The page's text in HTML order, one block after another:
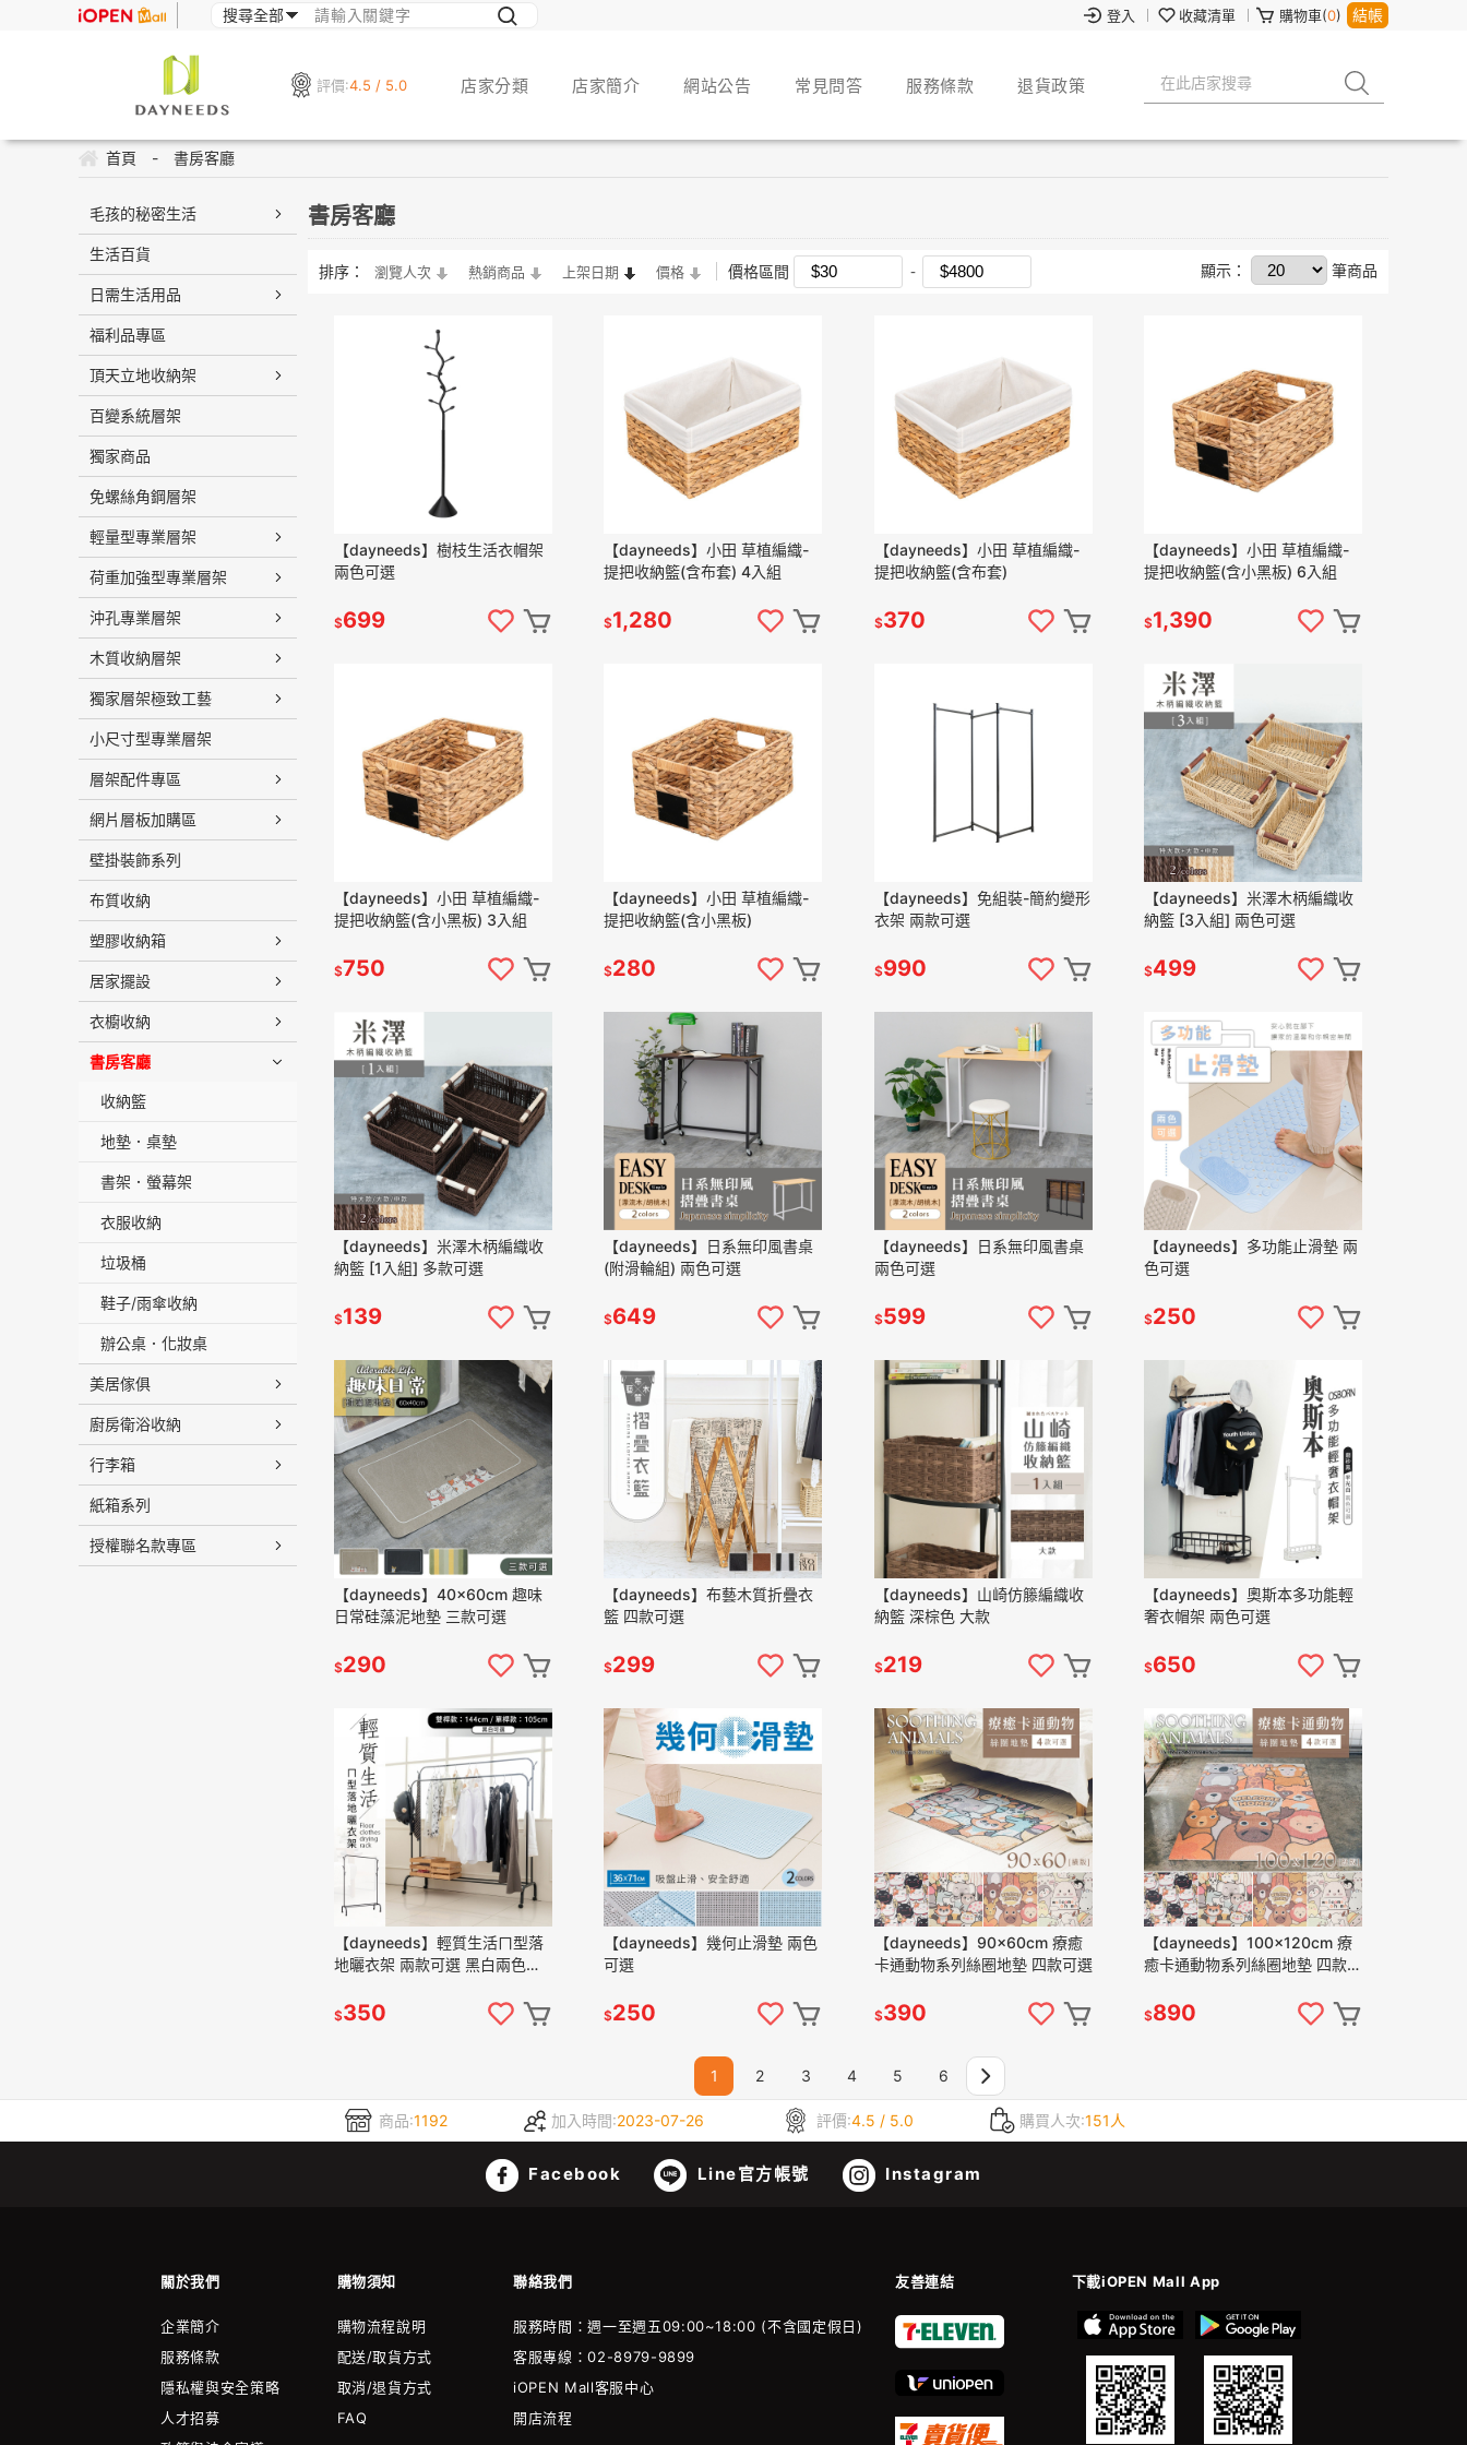
登入 收藏清單 購物車(0) 結帳
評價:4.5 / 5.0 店家分類 店家簡介 網站公告 常見問答 服務條款 退貨政策
首頁 - 書房客廳
毛孩的秘密生活
生活百貨
日需生活用品
福利品專區
頂天立地收納架
百變系統層架
獨家商品
免螺絲角鋼層架
輕量型專業層架
荷重加強型專業層架
沖孔專業層架
木質收納層架
獨家層架極致工藝
小尺寸型專業層架
層架配件專區
網片層板加購區
壁掛裝飾系列
布質收納
塑膠收納箱
居家擺設
衣櫥收納
書房客廳
收納籃
地墊．桌墊
書架．螢幕架
衣服收納
垃圾桶
鞋子/雨傘收納
辦公桌．化妝桌
美居傢俱
廚房衛浴收納
行李箱
紙箱系列
授權聯名款專區
書房客廳
排序： 瀏覽人次 熱銷商品 上架日期 價格 價格區間 顯示： 筆商品
【dayneeds】樹枝生活衣帽架
兩色可選
$699
【dayneeds】小田 草植編織-
提把收納籃(含布套) 4入組
$1,280
【dayneeds】小田 草植編織-
提把收納籃(含布套)
$370
【dayneeds】小田 草植編織-
提把收納籃(含小黑板) 6入組
$1,390
【dayneeds】小田 草植編織-
提把收納籃(含小黑板) 3入組
$750
【dayneeds】小田 草植編織-
提把收納籃(含小黑板)
$280
【dayneeds】免組裝-簡約變形
衣架 兩款可選
$990
【dayneeds】米澤木柄編織收
納籃 [3入組] 兩色可選
$499
【dayneeds】米澤木柄編織收
納籃 [1入組] 多款可選
$139
【dayneeds】日系無印風書桌
(附滑輪組) 兩色可選
$649
【dayneeds】日系無印風書桌
兩色可選
$599
【dayneeds】多功能止滑墊 兩
色可選
$250
【dayneeds】40x60cm 趣味
日常硅藻泥地墊 三款可選
$290
【dayneeds】布藝木質折疊衣
籃 四款可選
$299
【dayneeds】山崎仿籐編織收
納籃 深棕色 大款
$219
【dayneeds】奧斯本多功能輕
奢衣帽架 兩色可選
$650
【dayneeds】輕質生活ㄇ型落
地曬衣架 兩款可選 黑白兩色可
$350
【dayneeds】幾何止滑墊 兩色
可選
$250
【dayneeds】90x60cm 療癒
卡通動物系列絲圈地墊 四款可選
$390
【dayneeds】100x120cm 療
癒卡通動物系列絲圈地墊 四款可
$890
1 2 3 4 5 6
商品:1192 加入時間:2023-07-26 評價:4.5 / 5.0 購買人次:151人
Facebook Line官方帳號 Instagram
關於我們 購物須知 聯絡我們 友善連結 下載iOPEN Mall App
企業簡介
服務條款
隱私權與安全策略
人才招募
購物流程說明
配送/取貨方式
取消/退貨方式
FAQ
服務時間：週一至週五09:00~18:00 (不含國定假日)
客服專線：02-8979-9899
iOPEN Mall客服中心
開店流程